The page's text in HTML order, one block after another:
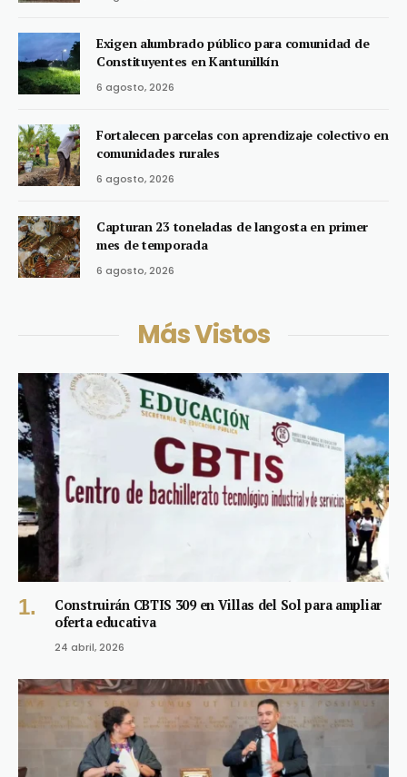
Exigen alumbrado público para comunidad de
Constituyentes en Kantunilkín
6 agosto, 2026
Fortalecen parcelas con aprendizaje colectivo en
comunidades rurales
6 agosto, 2026
Capturan 23 toneladas de langosta en primer
mes de temporada
6 agosto, 2026
Más Vistos
Construirán CBTIS 309 en Villas del Sol para ampliar
oferta educativa
24 abril, 2026